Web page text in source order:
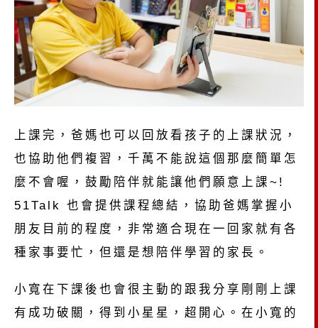
上課完，爸媽也可以回放看孩子的上課狀況，
也協助他們複習，千萬不能說這個那麼簡單怎
麼不會喔，鼓勵陪伴就能讓他們願意上課~!
51Talk 也會提供課程總結，協助爸媽掌握小
朋友目前的程度，非常適合現在一回家就有各
種家事要忙，但還是想陪伴學習的家長。
小寬在下課後也會很主動的跟我分享剛剛上課
有成功破關，得到小星星，超開心。在小寬的